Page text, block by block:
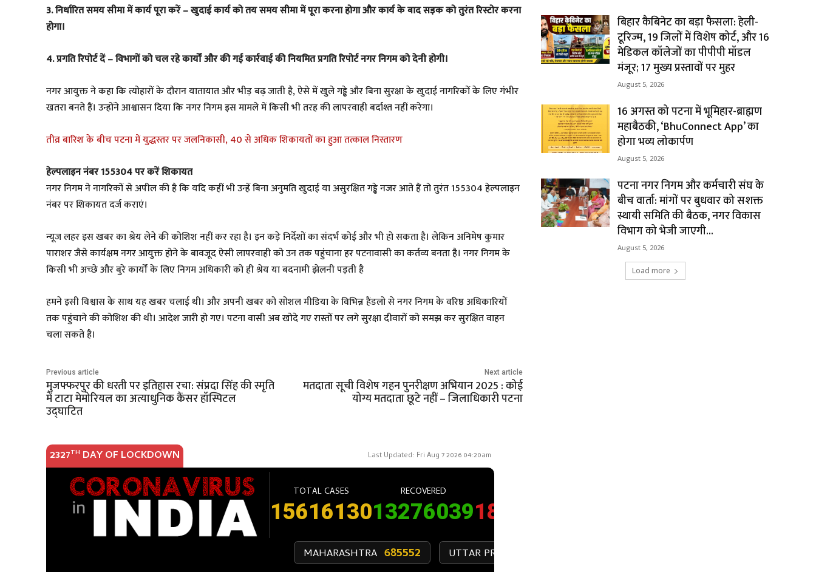
3. निर्धारित समय सीमा में कार्य पूरा करें – खुदाई कार्य को तय समय सीमा में पूरा करना होगा और कार्य के बाद सड़क को तुरंत रिस्टोर करना
होगा।
4. प्रगति रिपोर्ट दें – विभागों को चल रहे कार्यों और की गई कार्रवाई की नियमित प्रगति रिपोर्ट नगर निगम को देनी होगी।
नगर आयुक्त ने कहा कि त्योहारों के दौरान यातायात और भीड़ बढ़ जाती है, ऐसे में खुले गड्ढे और बिना सुरक्षा के खुदाई नागरिकों के लिए गंभीर
खतरा बनते हैं। उन्होंने आश्वासन दिया कि नगर निगम इस मामले में किसी भी तरह की लापरवाही बर्दाश्त नहीं करेगा।
तीव्र बारिश के बीच पटना में युद्धस्तर पर जलनिकासी, 40 से अधिक शिकायतों का हुआ तत्काल निस्तारण
हेल्पलाइन नंबर 155304 पर करें शिकायत
नगर निगम ने नागरिकों से अपील की है कि यदि कहीं भी उन्हें बिना अनुमति खुदाई या असुरक्षित गड्ढे नजर आते हैं तो तुरंत 155304 हेल्पलाइन
नंबर पर शिकायत दर्ज कराएं।
न्यूज लहर इस खबर का श्रेय लेने की कोशिश नहीं कर रहा है। इन कड़े निर्देशों का संदर्भ कोई और भी हो सकता है। लेकिन अनिमेष कुमार
पाराशर जैसे कार्यक्षम नगर आयुक्त होने के बावजूद ऐसी लापरवाही को उन तक पहुंचाना हर पटनावासी का कर्तव्य बनता है। नगर निगम के
किसी भी अच्छे और बुरे कार्यों के लिए निगम अधिकारी को ही श्रेय या बदनामी झेलनी पड़ती है
हमने इसी विश्वास के साथ यह खबर चलाई थी। और अपनी खबर को सोशल मीडिया के विभिन्न हैंडलो से नगर निगम के वरिष्ठ अधिकारियों
तक पहुंचाने की कोशिश की थी। आदेश जारी हो गए। पटना वासी अब खोदे गए रास्तों पर लगे सुरक्षा दीवारों को समझ कर सुरक्षित वाहन
चला सकते है।
Previous article
मुजफ्फरपुर की धरती पर इतिहास रचा: संप्रदा सिंह की स्मृति
में टाटा मेमोरियल का अत्याधुनिक कैंसर हॉस्पिटल
उद्घाटित
Next article
मतदाता सूची विशेष गहन पुनरीक्षण अभियान 2025 : कोई
योग्य मतदाता छूटे नहीं – जिलाधिकारी पटना
बिहार कैबिनेट का बड़ा फैसला: हेली-
टूरिज्म, 19 जिलों में विशेष कोर्ट, और 16
मेडिकल कॉलेजों का पीपीपी मॉडल
मंजूर; 17 मुख्य प्रस्तावों पर मुहर
August 5, 2026
16 अगस्त को पटना में भूमिहार-ब्राह्मण
महाबैठकी, ‘BhuConnect App’ का
होगा भव्य लोकार्पण
August 5, 2026
पटना नगर निगम और कर्मचारी संघ के
बीच वार्ता: मांगों पर बुधवार को सशक्त
स्थायी समिति की बैठक, नगर विकास
विभाग को भेजी जाएगी...
August 5, 2026
Load more